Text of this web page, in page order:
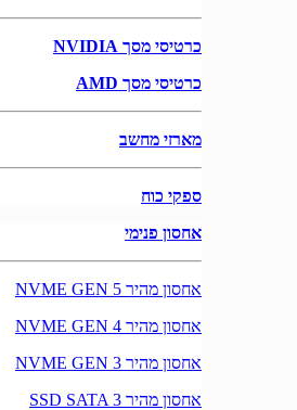
כרטיסי מסך NVIDIA
כרטיסי מסך AMD
מארזי מחשב
ספקי כוח
אחסון פנימי
אחסון מהיר NVME GEN 5
אחסון מהיר NVME GEN 4
אחסון מהיר NVME GEN 3
אחסון מהיר SSD SATA 3